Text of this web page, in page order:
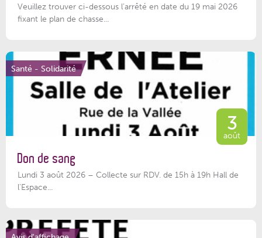
Veuillez trouver ci-dessous l’arrêté en date du 19 mai 2026
fixant le plan de chasse...
Santé - Solidarité
3
août
Don de sang
Lundi 3 août 2026 – Collecte sur RDV. de 15h à 19h Hall de
l'Espace...